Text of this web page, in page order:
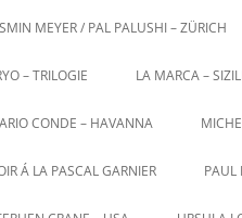
MEYER / PAL PALUSHI – ZÜRICH
– TRILOGIE LA MARCA –
CONDE – HAVANNA
Á LA PASCAL GARNIER PAUL